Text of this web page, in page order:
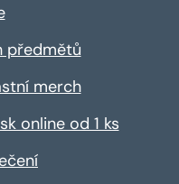
předmětů
merch
online od 1 ks